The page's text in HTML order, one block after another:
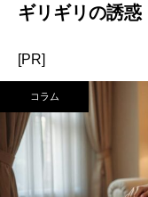
ギリギリの誘惑
[PR]
コラム